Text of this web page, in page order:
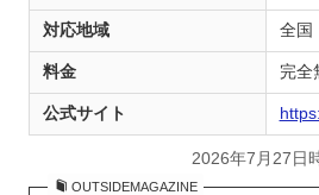
対応地域 全国
料金 完全
公式サイト
2026年7月27日
OUTSIDEMAGAZINE